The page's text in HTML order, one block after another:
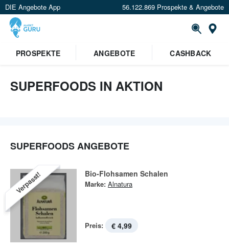
DIE Angebote App 56.122.869 Prospekte & Angebote
PROSPEKTE
ANGEBOTE CASHBACK
SUPERFOODS IN AKTION
SUPERFOODS ANGEBOTE
Verpasst! Bio-Flohsamen Schalen
Marke: Alnatura
Preis: € 4,99